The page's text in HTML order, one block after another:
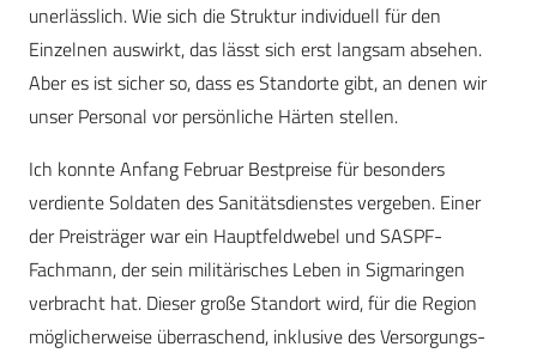
unerlässlich. Wie sich die Struktur individuell für den
Einzelnen auswirkt, das lässt sich erst langsam absehen.
Aber es ist sicher so, dass es Standorte gibt, an denen wir
unser Personal vor persönliche Härten stellen.
Ich konnte Anfang Februar Bestpreise für besonders
verdiente Soldaten des Sanitätsdienstes vergeben. Einer
der Preisträger war ein Hauptfeldwebel und SASPF-
Fachmann, der sein militärisches Leben in Sigmaringen
verbracht hat. Dieser große Standort wird, für die Region
möglicherweise überraschend, inklusive des Versorgungs-